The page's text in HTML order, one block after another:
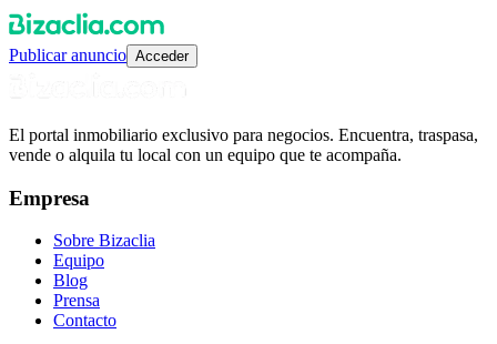
Publicar anuncio Acceder
El portal inmobiliario exclusivo para negocios. Encuentra, traspasa,
vende o alquila tu local con un equipo que te acompaña.
Empresa
Sobre Bizaclia
Equipo
Blog
Prensa
Contacto